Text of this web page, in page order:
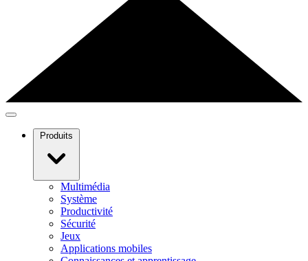
Produits
Multimédia
Système
Productivité
Sécurité
Jeux
Applications mobiles